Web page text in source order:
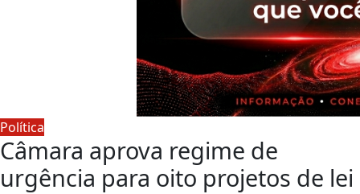
Política
Câmara aprova regime de
urgência para oito projetos de lei